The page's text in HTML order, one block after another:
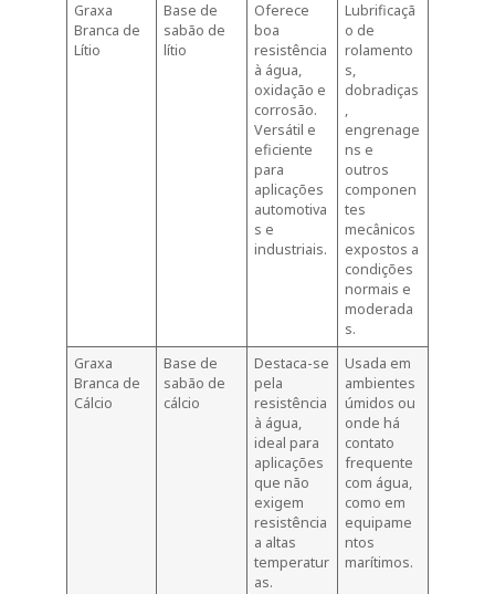
Graxa
Branca de
Lítio
Base de
sabão de
lítio
Oferece
boa
resistência
à água,
oxidação e
corrosão.
Versátil e
eficiente
para
aplicações
automotiva
s e
industriais.
Lubrificaçã
o de
rolamento
s,
dobradiças
,
engrenage
ns e
outros
componen
tes
mecânicos
expostos a
condições
normais e
moderada
s.
Graxa
Branca de
Cálcio
Base de
sabão de
cálcio
Destaca-se
pela
resistência
à água,
ideal para
aplicações
que não
exigem
resistência
a altas
temperatur
as.
Usada em
ambientes
úmidos ou
onde há
contato
frequente
com água,
como em
equipame
ntos
marítimos.